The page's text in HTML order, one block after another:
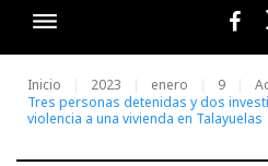
Inicio 2023 enero 9
Tres personas detenidas y dos
violencia a una vivienda en Talayuelas